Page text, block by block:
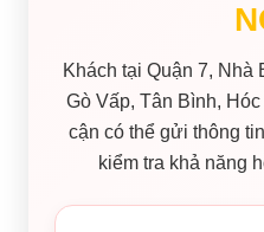
Khách tại Quận 7, Nhà
Gò Vấp, Tân Bình,
cận có thể gửi thông
kiểm tra khả năng